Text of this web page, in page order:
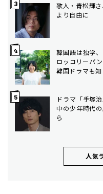
歌人・青松輝
より自由に
韓国語は独学
ロッコリーパ
韓国ドラマも
ドラマ「手塚
中の少年時代
ら
人気